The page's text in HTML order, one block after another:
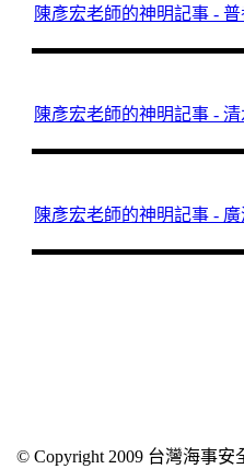
陳彥宏老師的神明記事 -
陳彥宏老師的神明記事 -
陳彥宏老師的神明記事 -
© Copyright 2009 台灣海事安